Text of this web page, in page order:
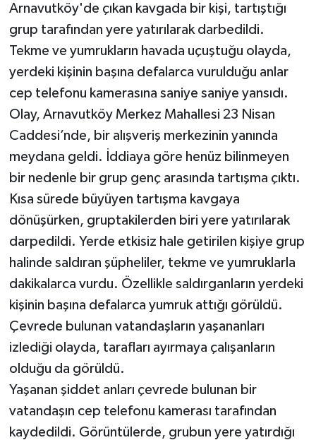
Arnavutköy'de çıkan kavgada bir kişi, tartıştığı
grup tarafından yere yatırılarak darbedildi.
Tekme ve yumrukların havada uçuştuğu olayda,
yerdeki kişinin başına defalarca vurulduğu anlar
cep telefonu kamerasına saniye saniye yansıdı.
Olay, Arnavutköy Merkez Mahallesi 23 Nisan
Caddesi’nde, bir alışveriş merkezinin yanında
meydana geldi. İddiaya göre henüz bilinmeyen
bir nedenle bir grup genç arasında tartışma çıktı.
Kısa sürede büyüyen tartışma kavgaya
dönüşürken, gruptakilerden biri yere yatırılarak
darpedildi. Yerde etkisiz hale getirilen kişiye grup
halinde saldıran şüpheliler, tekme ve yumruklarla
dakikalarca vurdu. Özellikle saldırganların yerdeki
kişinin başına defalarca yumruk attığı görüldü.
Çevrede bulunan vatandaşların yaşananları
izlediği olayda, tarafları ayırmaya çalışanların
olduğu da görüldü.
Yaşanan şiddet anları çevrede bulunan bir
vatandaşın cep telefonu kamerası tarafından
kaydedildi. Görüntülerde, grubun yere yatırdığı